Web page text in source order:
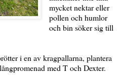
mycket nektar eller
pollen och humlor
och bin söker sig till
i en av kragpallarna, plantera
med T och Dexter.